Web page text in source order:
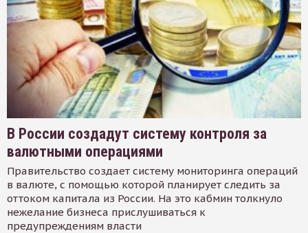
В России создадут систему контроля за
валютными операциями
Правительство создает систему мониторинга операций
в валюте, с помощью которой планирует следить за
оттоком капитала из России. На это кабмин толкнуло
нежелание бизнеса прислушиваться к
предупреждениям власти